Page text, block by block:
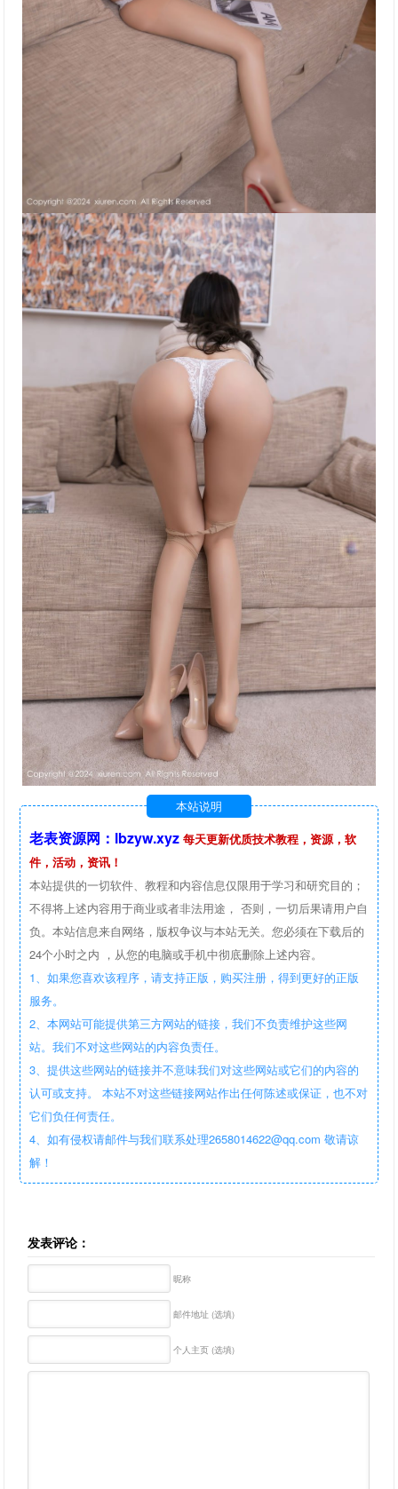
本站说明
老表资源网：lbzyw.xyz 每天更新优质技术教程，资源，软
件，活动，资讯！
本站提供的一切软件、教程和内容信息仅限用于学习和研究目的；
不得将上述内容用于商业或者非法用途， 否则，一切后果请用户自
负。本站信息来自网络，版权争议与本站无关。您必须在下载后的
24个小时之内 ，从您的电脑或手机中彻底删除上述内容。
1、如果您喜欢该程序，请支持正版，购买注册，得到更好的正版
服务。
2、本网站可能提供第三方网站的链接，我们不负责维护这些网
站。我们不对这些网站的内容负责任。
3、提供这些网站的链接并不意味我们对这些网站或它们的内容的
认可或支持。 本站不对这些链接网站作出任何陈述或保证，也不对
它们负任何责任。
4、如有侵权请邮件与我们联系处理2658014622@qq.com 敬请谅
解！
发表评论：
昵称
邮件地址 (选填)
个人主页 (选填)